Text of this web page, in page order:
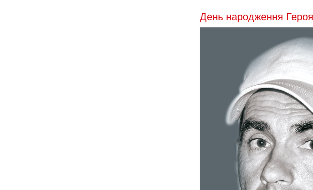
День народження